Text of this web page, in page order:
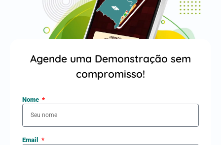
Agende uma Demonstração sem
compromisso!
Nome
Email